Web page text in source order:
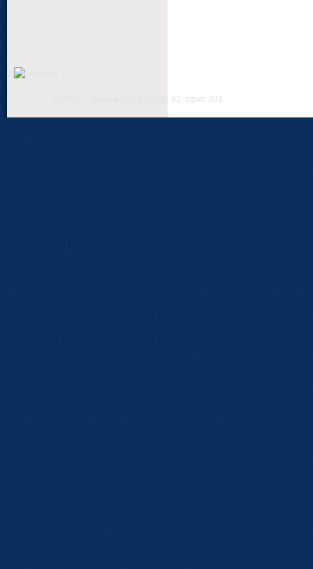
420073, г. Казань, ул. А.Кутуя, 82, офис 201.